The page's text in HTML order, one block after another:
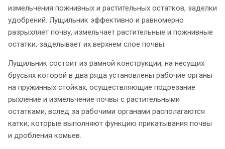
измельчения пожнивных и растительных остатков, заделки
удобрений. Лущильник эффективно и равномерно
разрыхляет почву, измельчает растительные и пожнивные
остатки, заделывает их верхнем слое почвы.
Лущильник состоит из рамной конструкции, на несущих
брусьях которой в два ряда установлены рабочие органы
на пружинных стойках, осуществляющие подрезание
рыхление и измельчение почвы с растительными
остатками, вслед за рабочими органами располагаются
катки, которые выполняют функцию прикатывания почвы
и дробления комьев.